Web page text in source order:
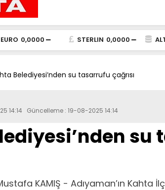
EURO 0,0000 STERLIN 0,0000
Belediyesi’nden su tasarrufu çağrısı
14:14 Güncelleme : 19-08-2025 14:14
su
KAMIŞ - Adıyaman’ın Kahta